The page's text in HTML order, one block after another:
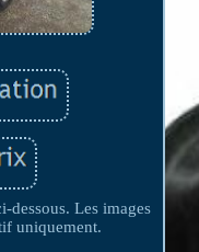
Les images
uniquement.